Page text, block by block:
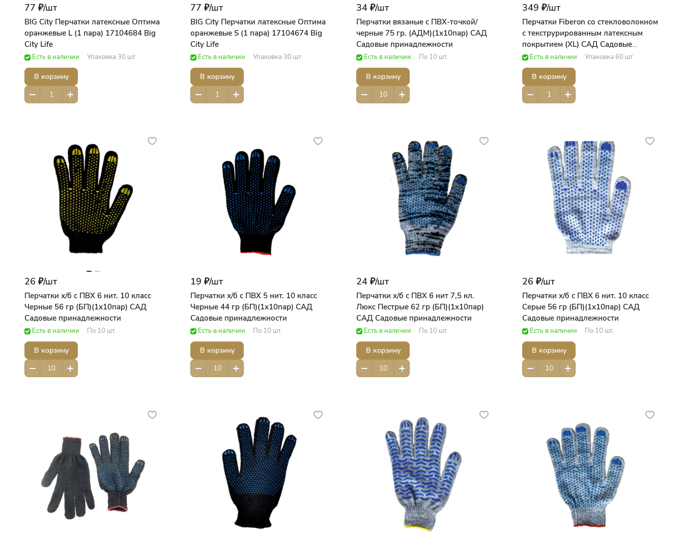
77 ₽/шт
BIG City Перчатки латексные Оптима
оранжевые L (1 пара) 17104684 Big
City Life
Есть в наличии Упаковка 30 шт
В корзину
77 ₽/шт
BIG City Перчатки латексные Оптима
оранжевые S (1 пара) 17104674 Big
City Life
Есть в наличии Упаковка 30 шт
В корзину
34 ₽/шт
Перчатки вязаные с ПВХ-точкой/
черные 75 гр. (АДМ)(1х10пар) САД
Садовые принадлежности
Есть в наличии По 10 шт.
В корзину
349 ₽/шт
Перчатки Fiberon со стекловолокном
с текструрированным латексным
покрытием (ХL) САД Садовые
принадлежности
Есть в наличии Упаковка 60 шт
В корзину
26 ₽/шт
Перчатки х/б с ПВХ 6 нит. 10 класс
Черные 56 гр (БП)(1х10пар) САД
Садовые принадлежности
Есть в наличии По 10 шт.
В корзину
19 ₽/шт
Перчатки х/б с ПВХ 5 нит. 10 класс
Черные 44 гр (БП)(1х10пар) САД
Садовые принадлежности
Есть в наличии По 10 шт.
В корзину
24 ₽/шт
Перчатки х/б с ПВХ 6 нит 7,5 кл.
Люкс Пестрые 62 гр (БП)(1х10пар)
САД Садовые принадлежности
Есть в наличии По 10 шт.
В корзину
26 ₽/шт
Перчатки х/б с ПВХ 6 нит. 10 класс
Серые 56 гр (БП)(1х10пар) САД
Садовые принадлежности
Есть в наличии По 10 шт.
В корзину